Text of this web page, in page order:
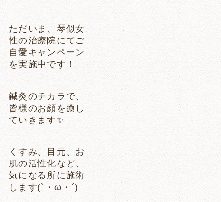
ただいま、琴似女
性の治療院にてご
自愛キャンペーン
を実施中です！
鍼灸のチカラで、
皆様のお顔を癒し
ていきます✨
くすみ、目元、お
肌の活性化など、
気になる所に施術
します(`・ω・´)